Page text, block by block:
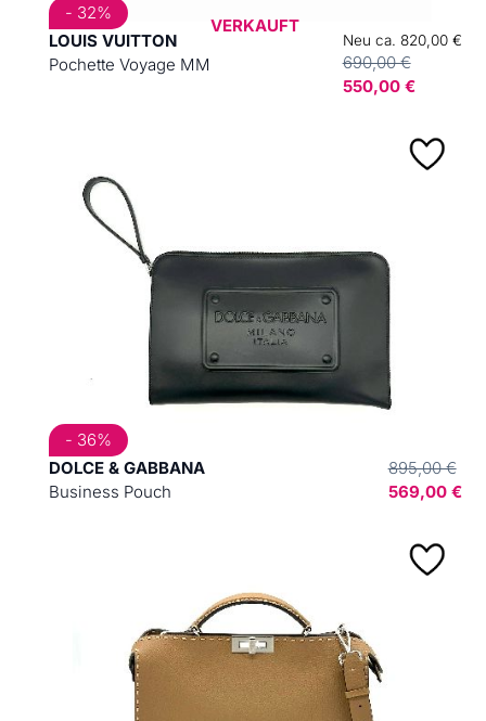
LOUIS VUITTON
Pochette Voyage MM
Neu ca. 820,00 €
690,00 €
550,00 €
VERKAUFT
- 32%
DOLCE & GABBANA
Business Pouch
895,00 €
569,00 €
- 36%